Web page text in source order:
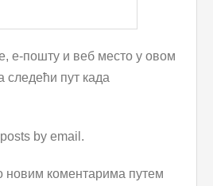
е-пошту и веб место у овом
следећи пут када
by email.
новим коментарима путем